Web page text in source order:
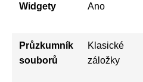
Widgety Ano
Průzkumník
souborů
Klasické
záložky